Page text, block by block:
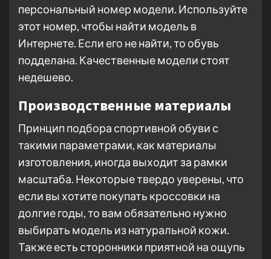
персональный номер модели. Используйте
этот номер, чтобы найти модель в
Интернете. Если его не найти, то обувь
подделана. Качественные модели стоят
недешево.
Производственные материалы
Принцип подбора спортивной обуви с
такими параметрами, как материалы
изготовления, иногда выходит за рамки
масштаба. Некоторые твердо уверены, что
если вы хотите покупать кроссовки на
долгие годы, то вам обязательно нужно
выбирать модель из натуральной кожи.
Также есть сторонники приятной на ощупь